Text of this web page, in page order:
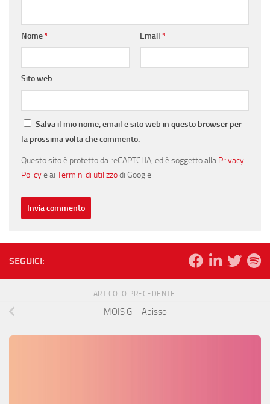
Nome* Email *
Sito web
Salva il mio nome, email e sito web in questo browser per
la prossima volta che commento.
Questo sito è protetto da reCAPTCHA, ed è soggetto alla Privacy
Policye ai Termini di utilizzodi Google.
SEGUICI:
ARTICOLO PRECEDENTE
MOIS G – Abisso